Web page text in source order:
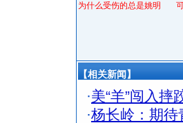
为什么受伤的总是姚明
【相关新闻】
·美“羊”闯入摔
·杨长岭：期待